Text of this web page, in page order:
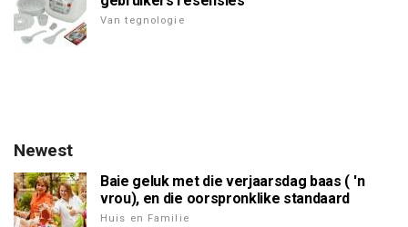
Van tegnologie
Newest
Baie geluk met die verjaarsdag baas ( 'n
vrou), en die oorspronklike standaard
Huis en Familie